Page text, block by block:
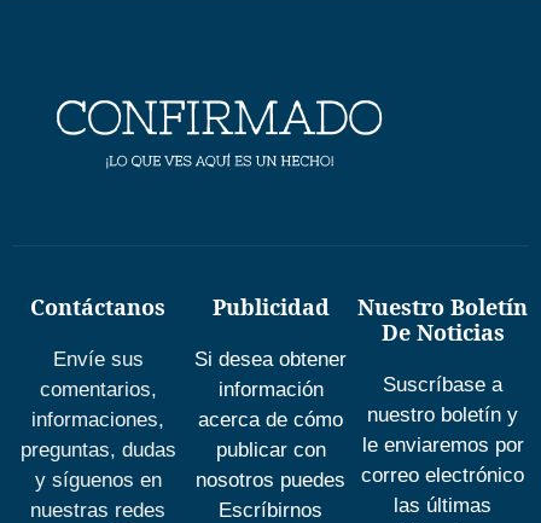
Contáctanos
Envíe sus
comentarios,
informaciones,
preguntas, dudas
y síguenos en
nuestras redes
Publicidad
Si desea obtener
información
acerca de cómo
publicar con
nosotros puedes
Escríbirnos
Nuestro Boletín
De Noticias
Suscríbase a
nuestro boletín y
le enviaremos por
correo electrónico
las últimas